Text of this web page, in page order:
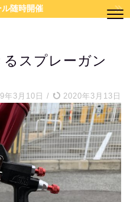
ル随時開催
スプレーガン
年3月10日 / 2020年3月13日